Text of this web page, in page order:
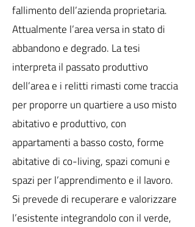
fallimento dell’azienda proprietaria.
Attualmente l’area versa in stato di
abbandono e degrado. La tesi
interpreta il passato produttivo
dell’area e i relitti rimasti come traccia
per proporre un quartiere a uso misto
abitativo e produttivo, con
appartamenti a basso costo, forme
abitative di co-living, spazi comuni e
spazi per l’apprendimento e il lavoro.
Si prevede di recuperare e valorizzare
l’esistente integrandolo con il verde,